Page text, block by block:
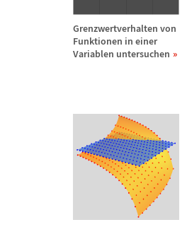
Grenzwertverhalten von
Funktionen in einer
Variablen untersuchen